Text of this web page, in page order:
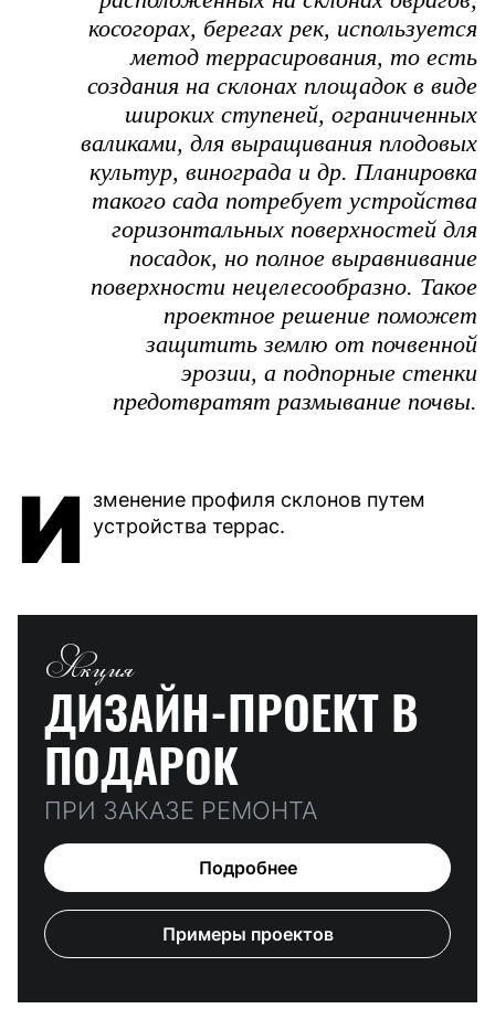
косогорах, берегах рек, используется
метод террасирования, то есть
создания на склонах площадок в виде
широких ступеней, ограниченных
валиками, для выращивания плодовых
культур, винограда и др. Планировка
такого сада потребует устройства
горизонтальных поверхностей для
посадок, но полное выравнивание
поверхности нецелесообразно. Такое
проектное решение поможет
защитить землю от почвенной
эрозии, а подпорные стенки
предотвратят размывание почвы.
И зменение профиля склонов путем
устройства террас.
Акция
ДИЗАЙН-ПРОЕКТ В
ПОДАРОК
ПРИ ЗАКАЗЕ РЕМОНТА
Подробнее
Примеры проектов